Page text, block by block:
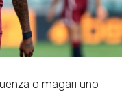
o magari uno